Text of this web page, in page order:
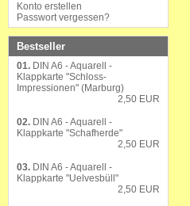
Konto erstellen
Passwort vergessen?
Bestseller
01. DIN A6 - Aquarell -
Klappkarte "Schloss-
Impressionen" (Marburg)
2,50 EUR
02. DIN A6 - Aquarell -
Klappkarte "Schafherde"
2,50 EUR
03. DIN A6 - Aquarell -
Klappkarte "Uelvesbüll"
2,50 EUR